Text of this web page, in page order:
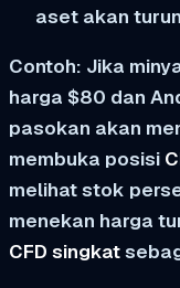
aset akan
Contoh: Jika
harga $80 dan
pasokan akan
membuka posisi
melihat stok
menekan harga
CFD singkat